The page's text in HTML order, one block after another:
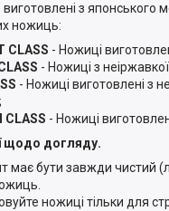
з японського
ножиць:
CLASS - Ножиці
- Ножиці з
- Ножиці виготовлені з
CLASS - Ножиці
щодо догляду.
має бути завжди чистий
ножиці тільки для